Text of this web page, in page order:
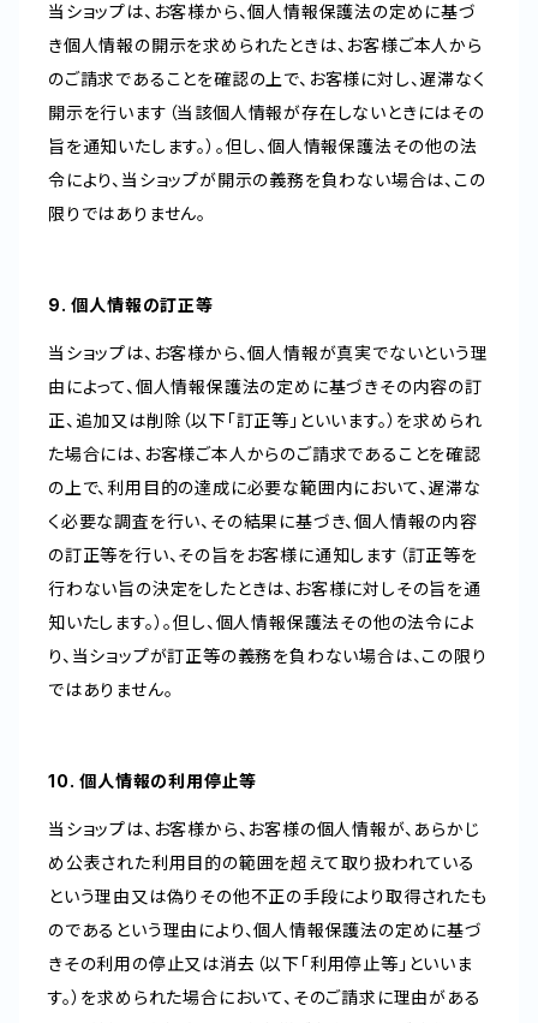
当ショップは、お客様から、個人情報保護法の定めに基づ
き個人情報の開示を求められたときは、お客様ご本人から
のご請求であることを確認の上で、お客様に対し、遅滞なく
開示を行います（当該個人情報が存在しないときにはその
旨を通知いたします。）。但し、個人情報保護法その他の法
令により、当ショップが開示の義務を負わない場合は、この
限りではありません。
9. 個人情報の訂正等
当ショップは、お客様から、個人情報が真実でないという理
由によって、個人情報保護法の定めに基づきその内容の訂
正、追加又は削除（以下「訂正等」といいます。）を求められ
た場合には、お客様ご本人からのご請求であることを確認
の上で、利用目的の達成に必要な範囲内において、遅滞な
く必要な調査を行い、その結果に基づき、個人情報の内容
の訂正等を行い、その旨をお客様に通知します（訂正等を
行わない旨の決定をしたときは、お客様に対しその旨を通
知いたします。）。但し、個人情報保護法その他の法令によ
り、当ショップが訂正等の義務を負わない場合は、この限り
ではありません。
10. 個人情報の利用停止等
当ショップは、お客様から、お客様の個人情報が、あらかじ
め公表された利用目的の範囲を超えて取り扱われている
という理由又は偽りその他不正の手段により取得されたも
のであるという理由により、個人情報保護法の定めに基づ
きその利用の停止又は消去（以下「利用停止等」といいま
す。）を求められた場合において、そのご請求に理由がある